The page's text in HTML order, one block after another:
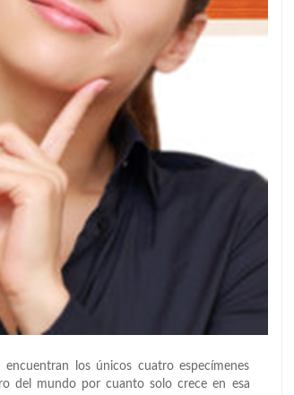
los únicos cuatro especímenes
del mundo por cuanto solo crece en esa